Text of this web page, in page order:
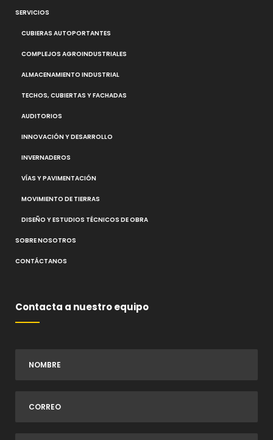
SERVICIOS
CUBIERAS AUTOPORTANTES
COMPLEJOS AGROINDUSTRIALES
ALMACENAMIENTO INDUSTRIAL
TECHOS, CUBIERTAS Y FACHADAS
AUDITORIOS
INNOVACIÓN Y DESARROLLO
INVERNADEROS
VÍAS Y PAVIMENTACIÓN
MOVIMIENTO DE TIERRAS
DISEÑO Y ESTUDIOS TÉCNICOS DE OBRA
SOBRE NOSOTROS
CONTÁCTANOS
Contacta a nuestro equipo